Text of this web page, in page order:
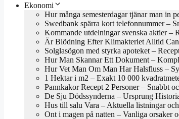
Ekonomi
Hur många semesterdagar tjänar man in
Swedbank spärra kort telefonnummer –
Kommande utdelningar svenska aktier –
Är Blödning Efter Klimakteriet Alltid
Solglasögon med styrka apoteket –
Hur Man Skannar Ett Dokument –
Hur Vet Man Om Man Har Halsfluss –
1 Hektar i m2 – Exakt 10 000
Pannkakor Recept 2 Personer – Snabbt
De Sju Dödssynderna – Ursprung
Hus till salu Vara – Aktuella listningar
Ont i magen på natten – Vanliga orsaker